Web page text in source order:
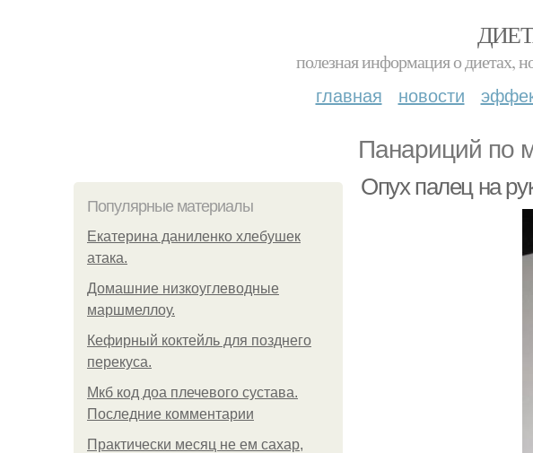
полезная информация о диетах,
главная новости
Панариций по
Популярные материалы
Екатерина даниленко хлебушек
атака.
Домашние низкоуглеводные
маршмеллоу.
Кефирный коктейль для позднего
перекуса.
Мкб код доа плечевого сустава.
Последние комментарии
Практически месяц не ем сахар,
Опух палец на